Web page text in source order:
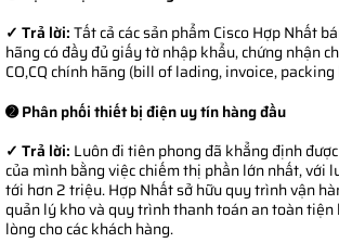
✓ Trả lời:Tất cả các sản phẩm Cisco Hợp Nhất
hãng có đầy đủ giấy tờ nhập khẩu, chứng nhận
CO,CQ chính hãng (bill of lading, invoice,
➋ Phân phối thiết bị điện uy tín hàng đầu
✓ Trả lời: Luôn đi tiên phong đã khẳng định
của mình bằng việc chiếm thị phần lớn nhất, với
tới hơn 2 triệu. Hợp Nhất sở hữu quy trình vận
quản lý kho và quy trình thanh toán an toàn tiện
lòng cho các khách hàng.